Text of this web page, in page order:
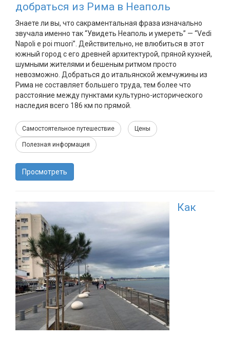
добраться из Рима в Неаполь
Знаете ли вы, что сакраментальная фраза изначально
звучала именно так “Увидеть Неаполь и умереть” — “Vedi
Napoli e poi muori”. Действительно, не влюбиться в этот
южный город с его древней архитектурой, пряной кухней,
шумными жителями и бешеным ритмом просто
невозможно. Добраться до итальянской жемчужины из
Рима не составляет большего труда, тем более что
расстояние между пунктами культурно-исторического
наследия всего 186 км по прямой.
Самостоятельное путешествие Цены
Полезная информация
Просмотреть
Как